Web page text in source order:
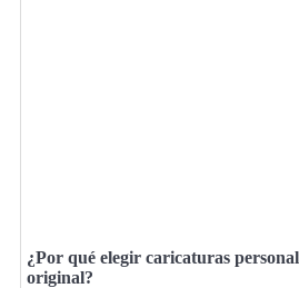
¿Por qué elegir caricaturas
original?